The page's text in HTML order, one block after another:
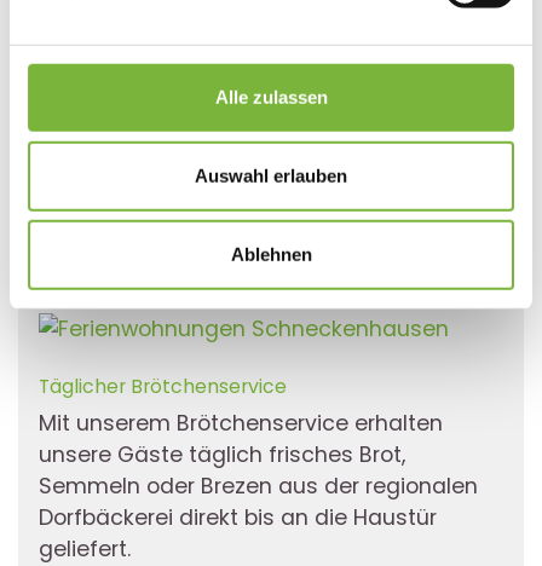
Alle zulassen
Auswahl erlauben
Ablehnen
beste Voraussetzungen, um Ihrer Leidenschaft
Pulverschnee,klare Bergluft
dieWintersonnegenießen - das bedeutet
Täglicher Brötchenservice
Mit unserem Brötchenservice erhalten
unsere Gäste täglich frisches Brot,
Semmeln oder Brezen aus der regionalen
Dorfbäckerei direkt bis an die Haustür
geliefert.